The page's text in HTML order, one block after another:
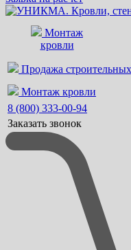
Монтаж
кровли
Продажа
Монтаж кровли
8 (800) 333-00-94
Заказать звонок